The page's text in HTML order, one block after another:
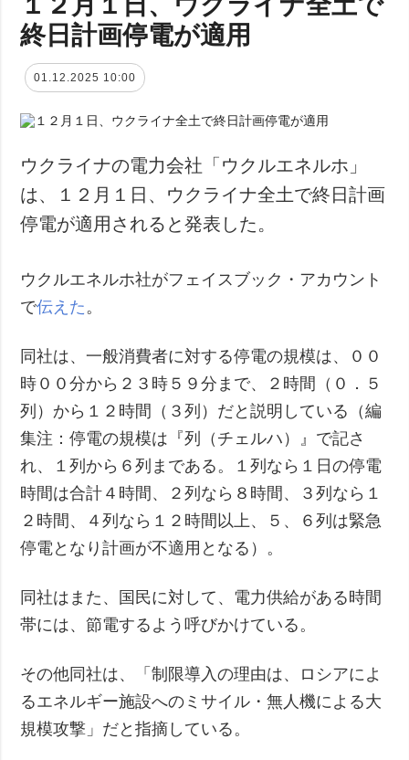
終日計画停電が適用
01.12.2025 10:00
ウクライナの電力会社「ウクルエネルホ」
は、１２月１日、ウクライナ全土で終日計画
停電が適用されると発表した。
ウクルエネルホ社がフェイスブック・アカウント
で伝えた 。
同社は、一般消費者に対する停電の規模は、００
時００分から２３時５９分まで、２時間（０．５
列）から１２時間（３列）だと説明している（編
集注：停電の規模は『列（チェルハ）』で記さ
れ、１列から６列まである。１列なら１日の停電
時間は合計４時間、２列なら８時間、３列なら１
２時間、４列なら１２時間以上、５、６列は緊急
停電となり計画が不適用となる）。
同社はまた、国民に対して、電力供給がある時間
帯には、節電するよう呼びかけている。
その他同社は、「制限導入の理由は、ロシアによ
るエネルギー施設へのミサイル・無人機による大
規模攻撃」だと指摘している。